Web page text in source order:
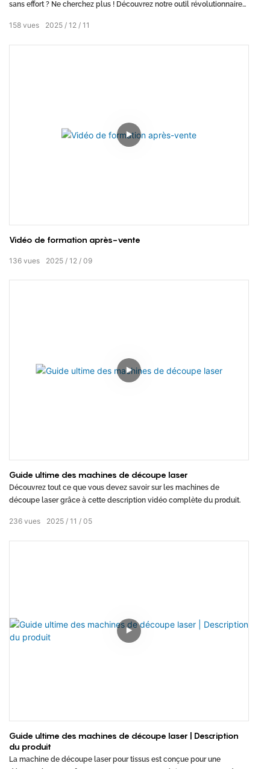
sans effort ? Ne cherchez plus ! Découvrez notre outil révolutionnaire
projets de travail des métaux. Fini les changements de machines
2025 12 11
158 vues
Vidéo de formation après-vente
2025 12 09
136 vues
Guide ultime des machines de découpe laser
Découvrez tout ce que vous devez savoir sur les machines de
découpe laser grâce à cette description vidéo complète du produit.
2025 11 05
236 vues
Guide ultime des machines de découpe laser | Description
du produit
La machine de découpe laser pour tissus est conçue pour une